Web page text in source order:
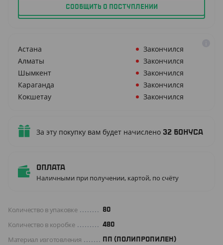
СООБЩИТЬ О ПОСТУПЛЕНИИ
Астана
Закончился
Алматы
Закончился
Шымкент
Закончился
Караганда
Закончился
Кокшетау
Закончился
За эту покупку вам будет начислено 32 бонуса
Оплата
Наличными при получении, картой, по счёту
Количество в упаковке 80
Количество в коробке 480
Материал изготовления ПП (ПОЛИПРОПИЛЕН)